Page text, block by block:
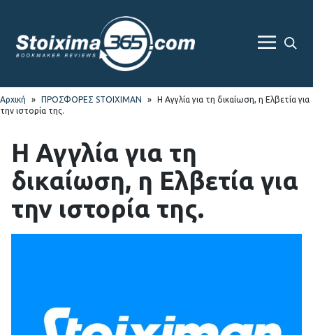
to
navigation
to
content
Αρχική » ΠΡΟΣΦΟΡΕΣ STOIXIMAN »
Η Αγγλία για τη δικαίωση, η Ελβετία για
την ιστορία της.
Η Αγγλία για τη
δικαίωση, η Ελβετία για
την ιστορία της.